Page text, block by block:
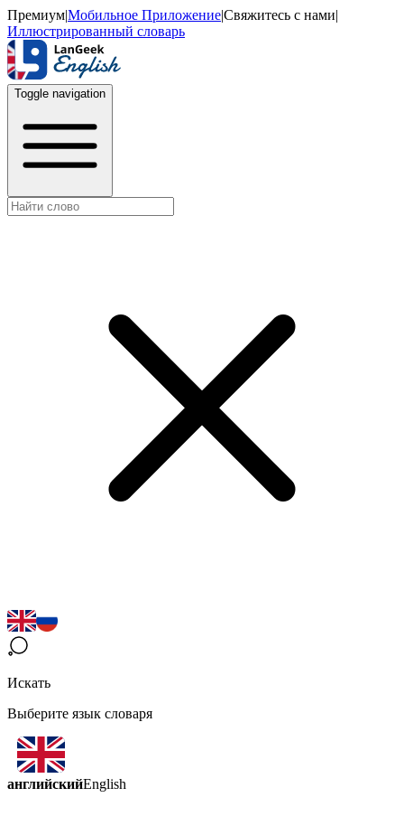
Премиум|Мобильное Приложение|Свяжитесь с нами|
Иллюстрированный словарь
Toggle navigation
Искать
Выберите язык словаря
английскийEnglish